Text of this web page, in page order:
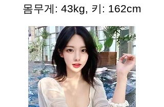
몸무게: 43kg, 키: 162cm